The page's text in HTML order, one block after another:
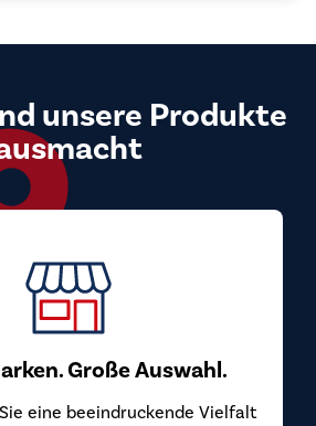
unsere Produkte
Große Auswahl.
eine beeindruckende Vielfalt